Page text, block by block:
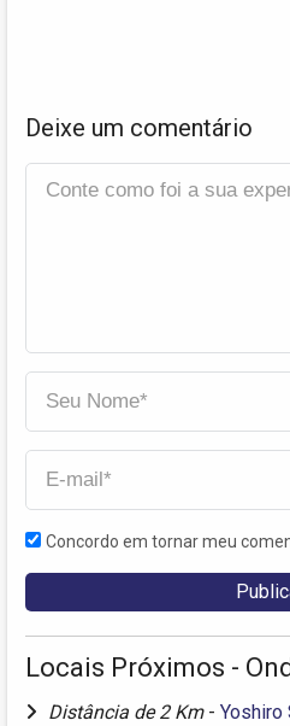
Deixe um comentário
Concordo em tornar meu
Locais Próximos -
Distância de 2 Km - Yoshiro